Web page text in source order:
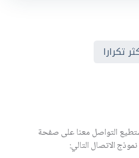
تكرارا
التواصل معنا على صفحة
الاتصال التالي: